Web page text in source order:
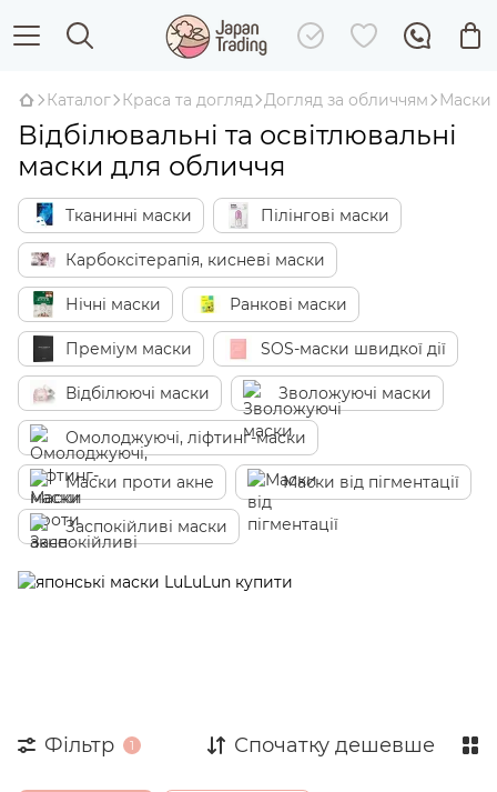
Каталог Краса та догляд Догляд за обличчям Маски
Відбілювальні та освітлювальні
маски для обличчя
Тканинні маски Пілінгові маски
Карбоксітерапія, кисневі маски
Нічні маски Ранкові маски
Преміум маски SOS-маски швидкої дії
Відбілюючі маски Зволожуючі маски
Омолоджуючі, ліфтинг-маски
Маски проти акне Маски від пігментації
Заспокійливі маски
Фільтр 1 Спочатку дешевше